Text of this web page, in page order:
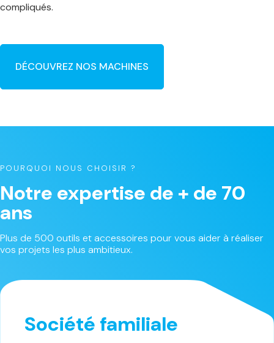
compliqués.
DÉCOUVREZ NOS MACHINES
POURQUOI NOUS CHOISIR ?
Notre expertise de + de 70
ans
Plus de 500 outils et accessoires pour vous aider à réaliser
vos projets les plus ambitieux.
Société familiale